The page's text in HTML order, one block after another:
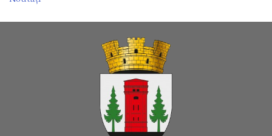
vacante
Componența